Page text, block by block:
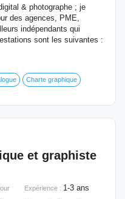
& photographe ; je
des agences, PME,
indépendants qui
sont les suivantes :
Charte graphique
et graphiste
Expérience : 1-3 ans